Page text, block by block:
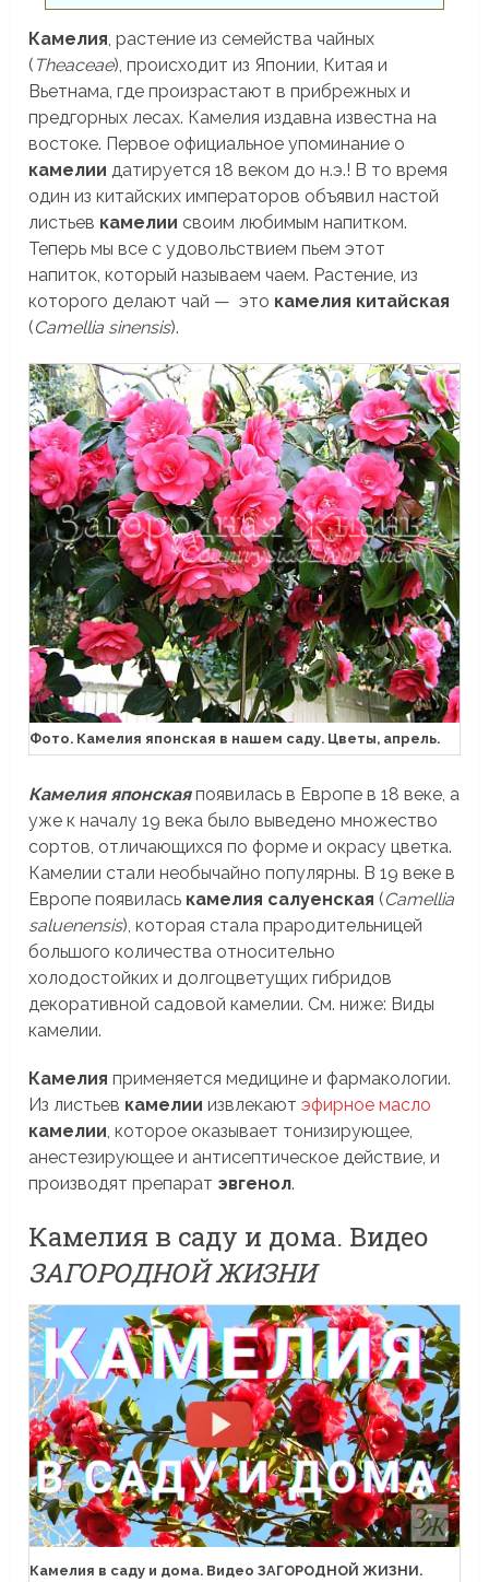
Камелия , растение из семейства чайных
( Theaceae), происходит из Японии, Китая и
Вьетнама, где произрастают в прибрежных и
предгорных лесах. Камелия издавна известна на
востоке. Первое официальное упоминание о
камелии датируется 18 веком до н.э.! В то время
один из китайских императоров объявил настой
листьев камелии своим любимым напитком.
Теперь мы все с удовольствием пьем этот
напиток, который называем чаем. Растение, из
которого делают чай — это камелия китайская
(Camellia sinensis).
Фото. Камелия японская в нашем саду. Цветы, апрель.
Камелия японская появилась в Европе в 18 веке, а
уже к началу 19 века было выведено множество
сортов, отличающихся по форме и окрасу цветка.
Камелии стали необычайно популярны. В 19 веке в
Европе появилась камелия салуенская (Camellia
saluenensis), которая стала прародительницей
большого количества относительно
холодостойких и долгоцветущих гибридов
декоративной садовой камелии. См. ниже: Виды
камелии.
Камелия применяется медицине и фармакологии.
Из листьев камелии извлекаютэфирное масло
камелии , которое оказывает тонизирующее,
анестезирующее и антисептическое действие, и
производят препарат эвгенол.
Камелия в саду и дома. Видео
ЗАГОРОДНОЙ ЖИЗНИ
Камелия в саду и дома. Видео ЗАГОРОДНОЙ ЖИЗНИ.